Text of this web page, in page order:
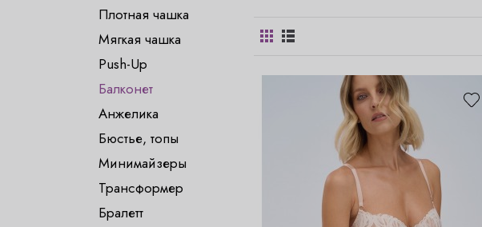
Плотная чашка
Мягкая чашка
Push-Up
Балконет
Анжелика
Бюстье, топы
Минимайзеры
Трансформер
Бралетт